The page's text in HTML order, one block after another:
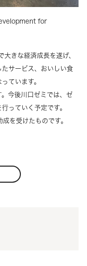
for
きな経済成長を遂げ、
サービス、おいしい食
ています。
今後川口ゼミでは、ゼ
っていく予定です。
を受けたものです。